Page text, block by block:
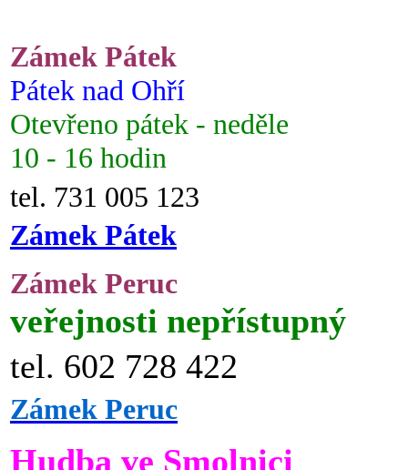
Zámek Pátek
Pátek nad Ohří
Otevřeno pátek - neděle
10 - 16 hodin
tel. 731 005 123
Zámek Pátek
Zámek Peruc
veřejnosti nepřístupný
tel. 602 728 422
Zámek Peruc
Hudba ve Smolnici